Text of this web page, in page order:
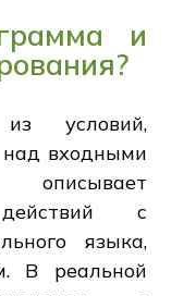
и
условий,
входными
действий с
языка,
В реальной